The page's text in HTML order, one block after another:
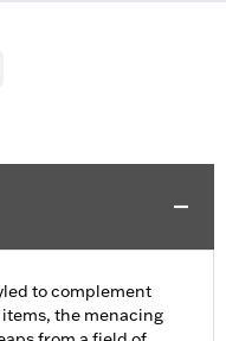
to complement
the menacing